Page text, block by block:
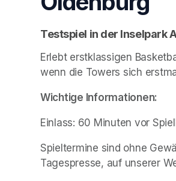
Testspiel in der Inselpark
Erlebt erstklassigen
wenn die Towers sich
Wichtige Informationen:
Einlass: 60 Minuten vor
Spieltermine sind ohne
Tagespresse, auf unserer